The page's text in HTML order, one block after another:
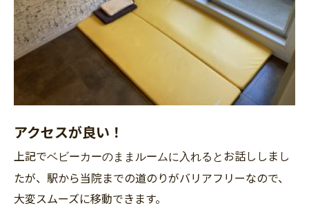
アクセスが良い！
上記でベビーカーのままルームに入れると お話ししまし
たが、駅から当院までの道のりがバリアフリーなので、
大変スムーズに移動できます。